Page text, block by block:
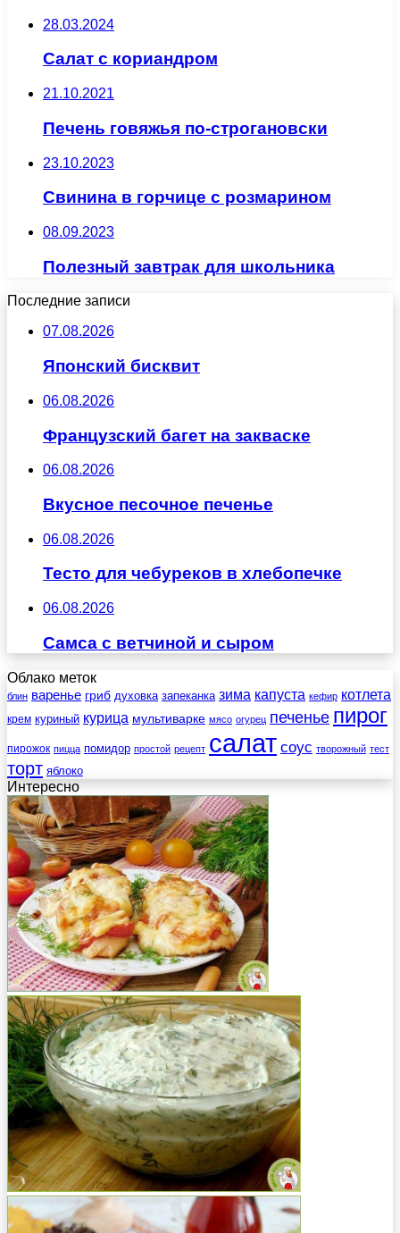
28.03.2024
Салат с кориандром
21.10.2021
Печень говяжья по-строгановски
23.10.2023
Свинина в горчице с розмарином
08.09.2023
Полезный завтрак для школьника
Последние записи
07.08.2026
Японский бисквит
06.08.2026
Французский багет на закваске
06.08.2026
Вкусное песочное печенье
06.08.2026
Тесто для чебуреков в хлебопечке
06.08.2026
Самса с ветчиной и сыром
Облако меток
блин варенье гриб духовка запеканка зима капуста кефир котлета
крем куриный курица мультиварке мясо огурец печенье пирог
пирожок пицца помидор простой рецепт салат соус творожный тест
торт яблоко
Интересно